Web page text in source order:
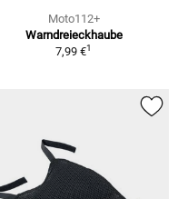
Moto112+
Warndreieckhaube
7,99 €1